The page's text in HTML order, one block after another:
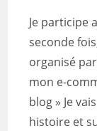
Je participe
seconde
organisé
mon e-
blog » Je
histoire et